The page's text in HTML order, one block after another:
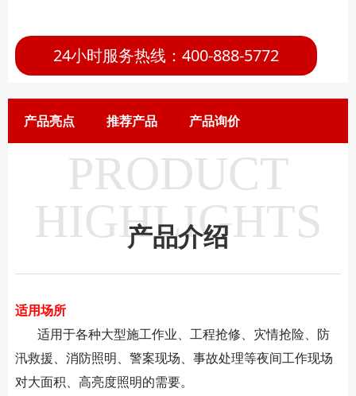
24小时服务热线：400-888-5772
产品亮点 推荐产品 产品询价
PRODUCT
HIGHLIGHTS
产品介绍
适用场所
适用于各种大型施工作业、工程抢修、灾情抢险、防
汛救援、消防照明、警案现场、事故处理等夜间工作现场
对大面积、高亮度照明的需要。